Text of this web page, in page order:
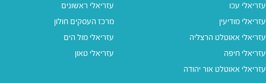
עזריאלי עכו
עזריאלי מודיעין
עזריאלי אאוטלט הרצליה
עזריאלי חיפה
עזריאלי אאוטלט אור יהודה
עזריאלי ראשונים
מרכז העסקים חולון
עזריאלי מול הים
עזריאלי טאון